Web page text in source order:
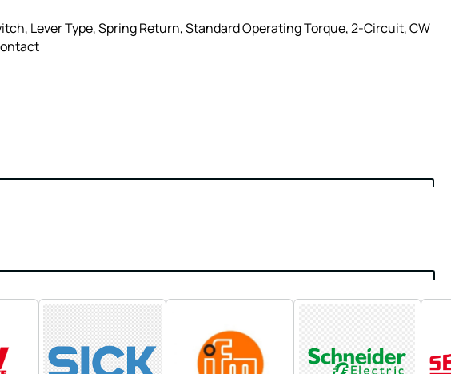
Lever Type, Spring Return, Standard Operating Torque, 2-Circuit, CW